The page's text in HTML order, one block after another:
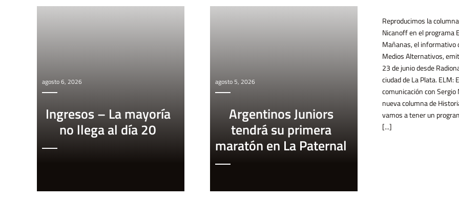
agosto 6, 2026
Ingresos – La mayoría
no llega al día 20
agosto 5, 2026
Argentinos Juniors
tendrá su primera
maratón en La Paternal
Reproducimos la
Nicanoff en el programa
Mañanas, el informativo
Medios Alternativos,
23 de junio desde
ciudad de La Plata. ELM:
comunicación con
nueva columna de
vamos a tener un
[...]